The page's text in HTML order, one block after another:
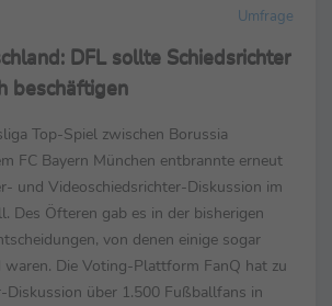
Umfrage
DFL sollte Schiedsrichter
beschäftigen
Top-Spiel zwischen Borussia
FC Bayern München entbrannte erneut
und Videoschiedsrichter-Diskussion im
Des Öfteren gab es in der bisherigen
von denen einige sogar
waren. Die Voting-Plattform FanQ hat zu
Diskussion über 1.500 Fußballfans in